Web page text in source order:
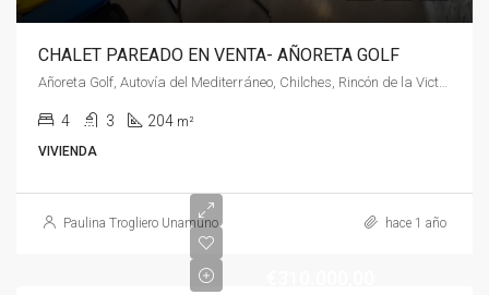
CHALET PAREADO EN VENTA- AÑORETA GOLF
Añoreta Golf, Autovía del Mediterráneo, Chilches, Rincón de la Victoria, La Axarquía, Málaga, Andalucía, 29730, España, España, La Axarquía
4 3 204 m²
VIVIENDA
Paulina Trogliero Unamuno hace 1 año